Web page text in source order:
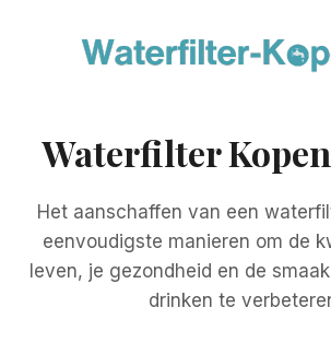
Waterfilter
Het aanschaffen van een
eenvoudigste manieren om de
leven, je gezondheid en de
drinken te